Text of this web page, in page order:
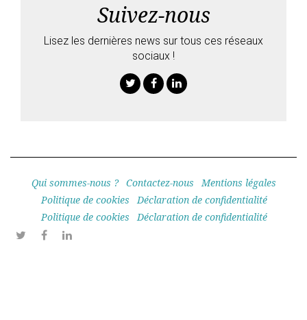
Suivez-nous
Lisez les dernières news sur tous ces réseaux
sociaux !
Qui sommes-nous ? Contactez-nous
Mentions légales
Politique de cookies
Déclaration de confidentialité
Politique de cookies
Déclaration de confidentialité